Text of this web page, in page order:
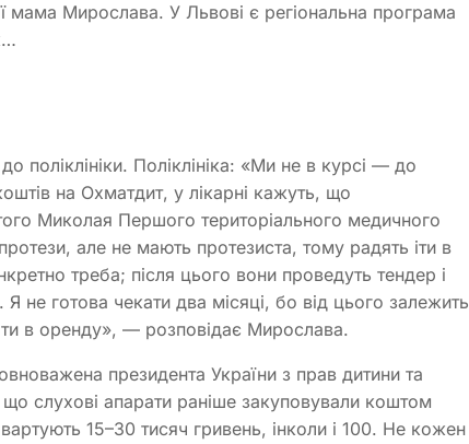
мама Мирослава. У Львові є регіональна програма
поліклініки. Поліклініка: «Ми не в курсі — до
на Охматдит, у лікарні кажуть, що
Миколая Першого територіального медичного
але не мають протезиста, тому радять іти в
треба; після цього вони проведуть тендер і
не готова чекати два місяці, бо від цього залежить
в оренду», — розповідає Мирослава.
президента України з прав дитини та
що слухові апарати раніше закуповували коштом
15–30 тисяч гривень, інколи і 100. Не кожен